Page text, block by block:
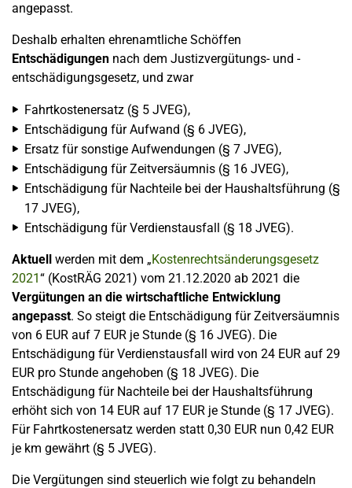
angepasst.
Deshalb erhalten ehrenamtliche Schöffen
Entschädigungen nach dem Justizvergütungs- und -
entschädigungsgesetz, und zwar
Fahrtkostenersatz (§ 5 JVEG),
Entschädigung für Aufwand (§ 6 JVEG),
Ersatz für sonstige Aufwendungen (§ 7 JVEG),
Entschädigung für Zeitversäumnis (§ 16 JVEG),
Entschädigung für Nachteile bei der Haushaltsführung (§
17 JVEG),
Entschädigung für Verdienstausfall (§ 18 JVEG).
Aktuell werden mit dem „Kostenrechtsänderungsgesetz
2021“ (KostRÄG 2021) vom 21.12.2020 ab 2021 die
Vergütungen an die wirtschaftliche Entwicklung
angepasst. So steigt die Entschädigung für Zeitversäumnis
von 6 EUR auf 7 EUR je Stunde (§ 16 JVEG). Die
Entschädigung für Verdienstausfall wird von 24 EUR auf 29
EUR pro Stunde angehoben (§ 18 JVEG). Die
Entschädigung für Nachteile bei der Haushaltsführung
erhöht sich von 14 EUR auf 17 EUR je Stunde (§ 17 JVEG).
Für Fahrtkostenersatz werden statt 0,30 EUR nun 0,42 EUR
je km gewährt (§ 5 JVEG).
Die Vergütungen sind steuerlich wie folgt zu behandeln